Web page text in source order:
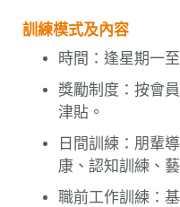
訓練模式及內容
時間：逢星期一
獎勵制度：按會
津貼。
日間訓練：朋輩
康、認知訓練、
職前工作訓練：